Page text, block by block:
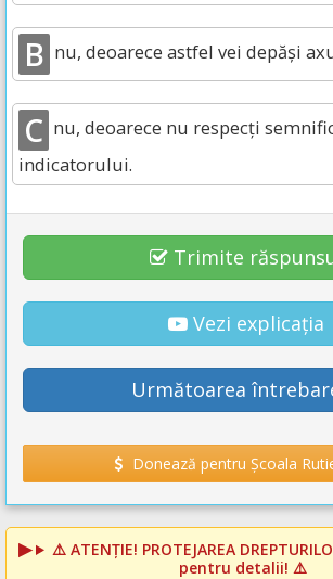
B nu, deoarece astfel vei depăși
C nu, deoarece nu respecți
indicatorului.
Trimite
Vezi explicația
Următoarea
Donează pentru Școala
⚠️ ATENȚIE! PROTEJAREA
pentru detalii! ⚠️